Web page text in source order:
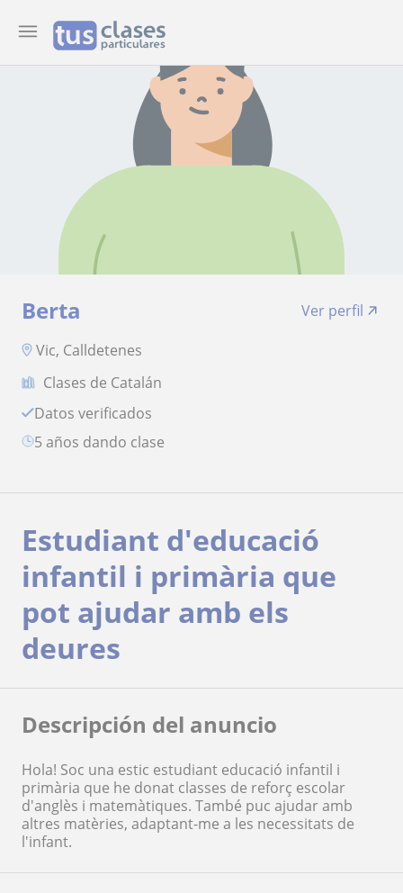
Berta
Ver perfil
Vic, Calldetenes
Clases de Catalán
Datos verificados
5 años dando clase
Estudiant d'educació
infantil i primària que
pot ajudar amb els
deures
Descripción del anuncio
Hola! Soc una estic estudiant educació infantil i
primària que he donat classes de reforç escolar
d'anglès i matemàtiques. També puc ajudar amb
altres matèries, adaptant-me a les necessitats de
l'infant.